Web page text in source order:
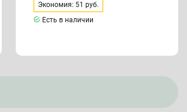
Экономия: 51 руб.
Есть в наличии